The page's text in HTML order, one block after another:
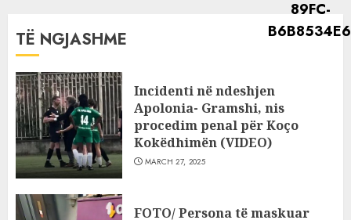
TË NGJASHME
Incidenti në ndeshjen
Apolonia- Gramshi, nis
procedim penal për Koço
Kokëdhimën (VIDEO)
MARCH 27, 2025
FOTO/ Persona të maskuar